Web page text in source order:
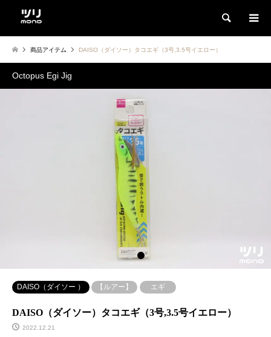
検索
商品アイテム DAISO（ダイソー）タコエギ（3号,3.5号イエロー）
Octopus Egi Jig
DAISO（ダイソー ） 【ルアー】 エギ
DAISO（ダイソー）タコエギ（3号,3.5号イエロー）
2022.12.21